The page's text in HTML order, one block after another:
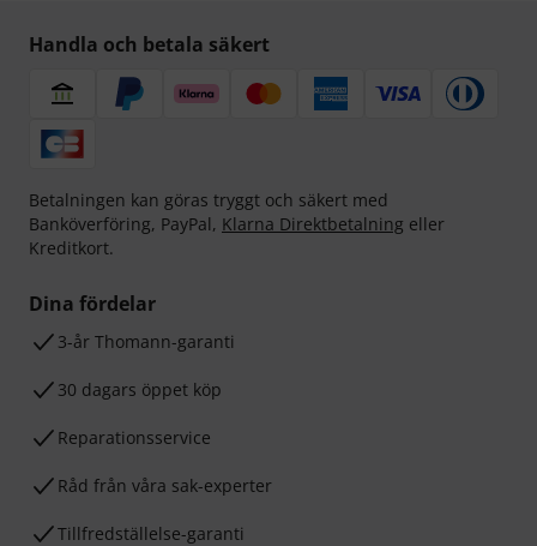
Handla och betala säkert
Betalningen kan göras tryggt och säkert med
Banköverföring, PayPal, Klarna Direktbetalning eller
Kreditkort.
Dina fördelar
3-år Thomann-garanti
30 dagars öppet köp
Reparationsservice
Råd från våra sak-experter
Tillfredställelse-garanti